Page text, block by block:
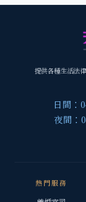
提供各種生活法
日間：
夜間：
熱門服務